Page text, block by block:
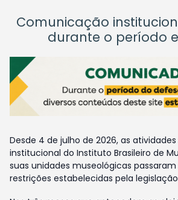
Comunicação
durante o período
Desde 4 de julho de 2026, as
institucional do Instituto Brasileiro de
suas unidades museológicas
restrições estabelecidas pela